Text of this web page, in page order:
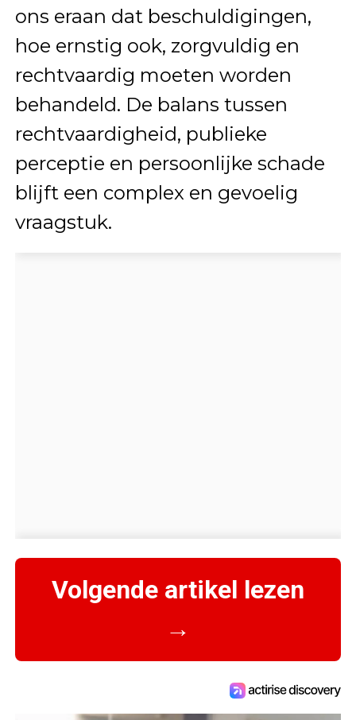
ons eraan dat beschuldigingen,
hoe ernstig ook, zorgvuldig en
rechtvaardig moeten worden
behandeld. De balans tussen
rechtvaardigheid, publieke
perceptie en persoonlijke schade
blijft een complex en gevoelig
vraagstuk.
Volgende artikel lezen
→